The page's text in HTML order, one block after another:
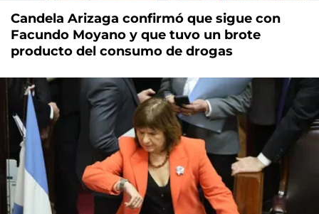
Candela Arizaga confirmó que sigue con
Facundo Moyano y que tuvo un brote
producto del consumo de drogas